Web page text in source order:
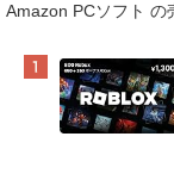
Amazon PCソフト の